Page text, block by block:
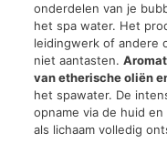
onderdelen van je
het spa water. Het
leidingwerk of andere
niet aantasten.
van etherische oliën
het spawater. De
opname via de huid
als lichaam volledig